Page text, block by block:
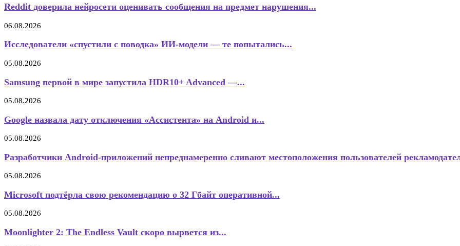
Reddit доверила нейросети оценивать сообщения на предмет нарушения...
06.08.2026
Исследователи «спустили с поводка» ИИ-модели — те попытались...
05.08.2026
Samsung первой в мире запустила HDR10+ Advanced —...
05.08.2026
Google назвала дату отключения «Ассистента» на Android и...
05.08.2026
Разработчики Android-приложений непреднамеренно сливают местоположения пользователей
05.08.2026
Microsoft подтёрла свою рекомендацию о 32 Гбайт оперативной...
05.08.2026
Moonlighter 2: The Endless Vault скоро вырвется из...